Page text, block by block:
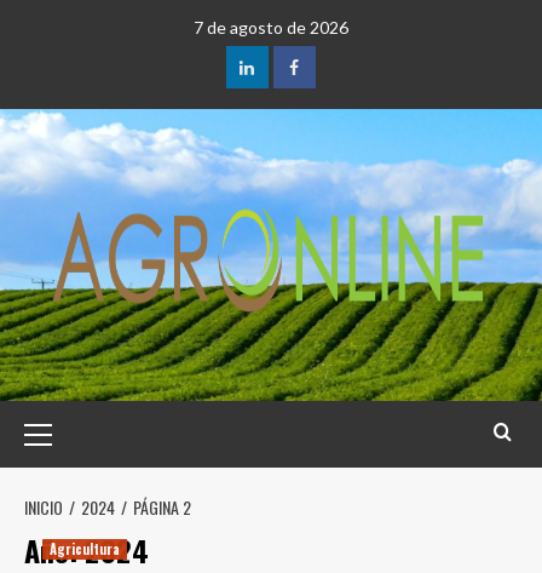
7 de agosto de 2026
LinkedInFacebook
principal
INICIO 2024 PÁGINA 2
Año:2024
Agricultura